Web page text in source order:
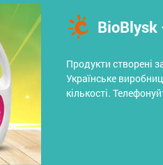
BioBlysk
Продукти створені
Українське
кількості.